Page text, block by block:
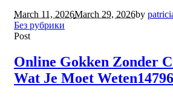
March 11, 2026March 29, 2026by
Без рубрики
Post
Online Gokken Zonder
Wat Je Moet